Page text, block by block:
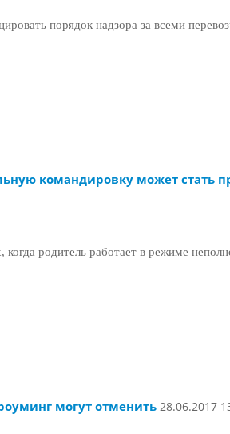
порядок надзора за всеми
командировку может стать
когда родитель работает в режиме
могут отменить 28.06.2017